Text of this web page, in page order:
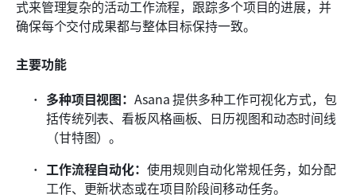
式来管理复杂的活动工作流程，跟踪多个项目的进展，并
确保每个交付成果都与整体目标保持一致。
主要功能
多种项目视图：Asana 提供多种工作可视化方式，包
括传统列表、看板风格画板、日历视图和动态时间线
（甘特图）。
工作流程自动化： 使用规则自动化常规任务，如分配
工作、更新状态或在项目阶段间移动任务。